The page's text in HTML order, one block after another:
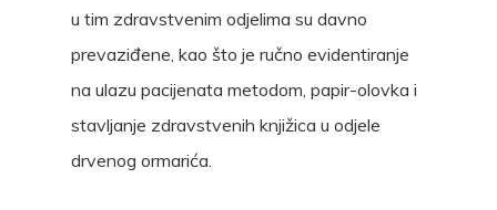
u tim zdravstvenim odjelima su davno
prevaziđene, kao što je ručno evidentiranje
na ulazu pacijenata metodom, papir-olovka i
stavljanje zdravstvenih knjižica u odjele
drvenog ormarića.